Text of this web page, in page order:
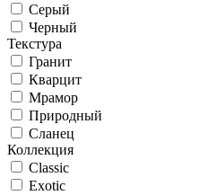
Серый
Черный
Текстура
Гранит
Кварцит
Мрамор
Природный
Сланец
Коллекция
Classic
Exotic